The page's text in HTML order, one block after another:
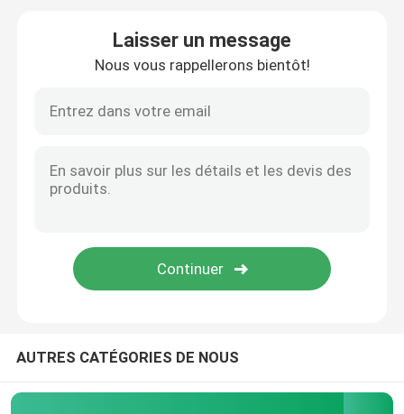
Laisser un message
Nous vous rappellerons bientôt!
AUTRES CATÉGORIES DE NOUS